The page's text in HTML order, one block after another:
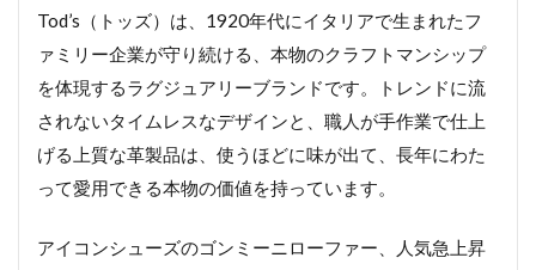
Tod’s（トッズ）は、1920年代にイタリアで生まれたフ
ァミリー企業が守り続ける、本物のクラフトマンシップ
を体現するラグジュアリーブランドです。トレンドに流
されないタイムレスなデザインと、職人が手作業で仕上
げる上質な革製品は、使うほどに味が出て、長年にわた
って愛用できる本物の価値を持っています。
アイコンシューズのゴンミーニローファー、人気急上昇